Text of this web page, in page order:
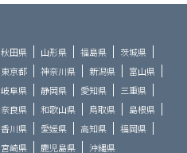
秋田県 山形県 福島県
茨城県
東京都 神奈川県 新潟県
富山県
岐阜県 静岡県 愛知県
三重県
奈良県 和歌山県 鳥取県
島根県
香川県 愛媛県 高知県
福岡県
宮崎県 鹿児島県 沖縄県